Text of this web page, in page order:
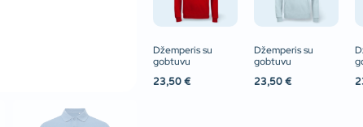
Džemperis su
gobtuvu
23,50 €
Džemperis su
gobtuvu
23,50 €